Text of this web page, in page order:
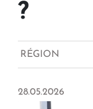
?
RÉGION
28.05.2026